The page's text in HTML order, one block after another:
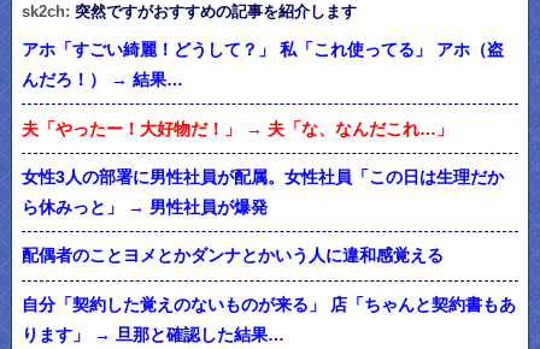
sk2ch: 突然ですがおすすめの記事を紹介します
アホ「すごい綺麗！どうして？」 私「これ使ってる」 アホ（盗
んだろ！） → 結果…
夫「やったー！大好物だ！」 → 夫「な、なんだこれ…」
女性3人の部署に男性社員が配属。女性社員「この日は生理だか
ら休みっと」 → 男性社員が爆発
配偶者のことヨメとかダンナとかいう人に違和感覚える
自分「契約した覚えのないものが来る」 店「ちゃんと契約書もあ
ります」 → 旦那と確認した結果…